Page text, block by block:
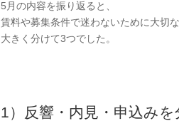
5月の内容を振り返ると、
賃料や募集条件で迷わないために大切な
大きく分けて3つでした。
1）反響・内見・申込みを